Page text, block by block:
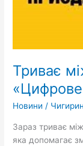
Триває
Новини /
Зараз триває
яка допомагає